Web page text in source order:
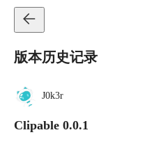
版本历史记录
J0k3r
Clipable 0.0.1